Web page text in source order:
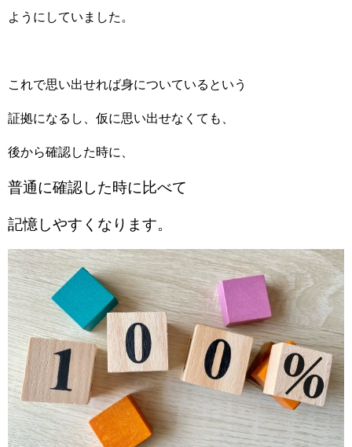
ようにしていました。
これで思い出せれば身についているという
証拠になるし、仮に思い出せなくても、
後から確認した時に、
普通に確認した時に比べて
記憶しやすくなります。